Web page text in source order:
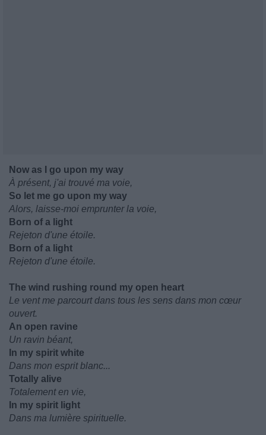
Now as I go upon my way
À présent, j'ai trouvé ma voie,
So let me go upon my way
Alors, laisse-moi emprunter la voie,
Born of a light
Rejeton d'une étoile.
Born of a light
Rejeton d'une étoile.
The wind rushing round my open heart
Le vent me parcourt dans tous les sens dans mon cœur
ouvert.
An open ravine
Un ravin béant,
In my spirit white
Dans mon esprit blanc...
Totally alive
Totalement en vie,
In my spirit light
Dans ma lumière spirituelle.